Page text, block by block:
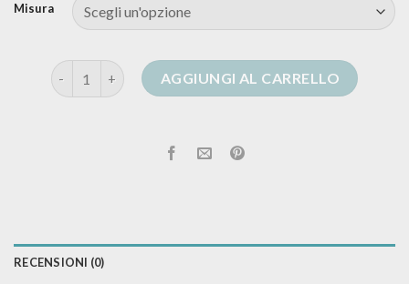
Misura
giacca cardigan lana donna quantità
AGGIUNGI AL CARRELLO
RECENSIONI (0)